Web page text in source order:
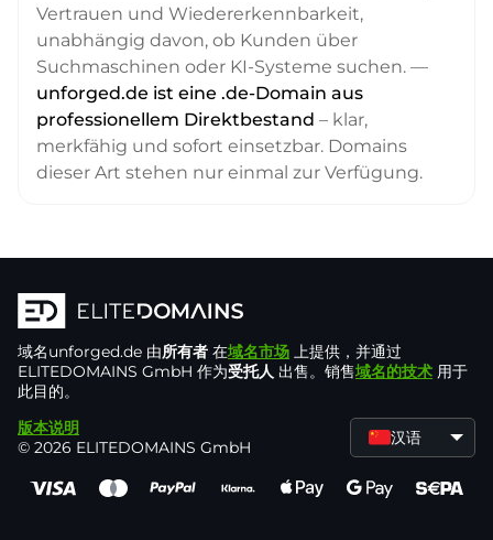
Vertrauen und Wiedererkennbarkeit,
unabhängig davon, ob Kunden über
Suchmaschinen oder KI-Systeme suchen. —
unforged.de ist eine .de-Domain aus
professionellem Direktbestand – klar,
merkfähig und sofort einsetzbar. Domains
dieser Art stehen nur einmal zur Verfügung.
域名unforged.de 由所有者 在域名市场 上提供，并通过
ELITEDOMAINS GmbH 作为受托人 出售。销售域名的技术 用于
此目的。
版本说明
© 2026 ELITEDOMAINS GmbH
汉语